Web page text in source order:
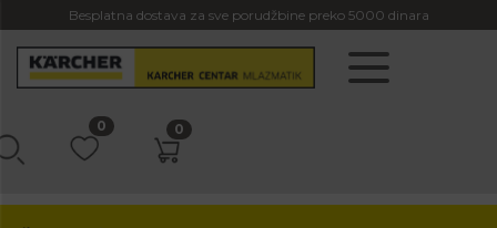
Besplatna dostava za sve porudžbine preko 5000 dinara
0 0